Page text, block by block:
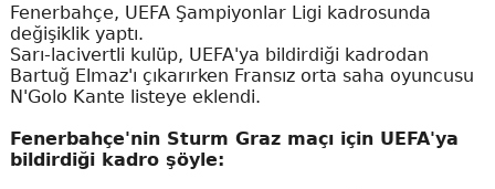
Fenerbahçe, UEFA Şampiyonlar Ligi kadrosunda
değişiklik yaptı.
Sarı-lacivertli kulüp, UEFA'ya bildirdiği kadrodan
Bartuğ Elmaz'ı çıkarırken Fransız orta saha oyuncusu
N'Golo Kante listeye eklendi.
Fenerbahçe'nin Sturm Graz maçı için UEFA'ya
bildirdiği kadro şöyle: